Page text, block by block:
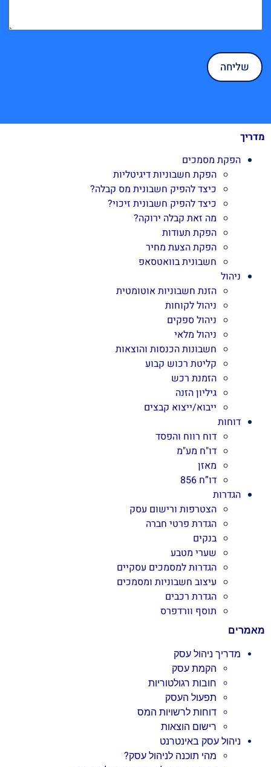
מדריך
הפקת מסמכים
הפקת חשבוניות דיגיטליות
כיצד להפיק חשבונית מס קבלה?
כיצד להפיק חשבונית זיכוי?
מה זאת קבלה ירוקה?
הפקת תעודות
הפקת הצעת מחיר
חשבונית בוואטסאפ
ניהול
הזנת חשבוניות אוטומטית
ניהול לקוחות
ניהול ספקים
ניהול מלאי
חשבונות הכנסות והוצאות
קליטת רכוש קבוע
הזמנת רכש
גיליון הזנה
ייבוא/ייצוא קבצים
דוחות
דוח רווח והפסד
דו"ח מע"מ
מאזן
דו”ח 856
הגדרות
הצטרפות ורישום עסק
הגדרת פרטי חברה
בנקים
שערי מטבע
הגדרות למסמכים עסקיים
עיצוב חשבוניות ומסמכים
הגדרת רכבים
תוסף וורדפרס
מאמרים
מדריך ניהול עסק
הקמת עסק
חובות רגולטוריות
תפעול העסק
דוחות לרשויות המס
רישום הוצאות
ניהול עסק באינטרנט
מהי תוכנה לניהול עסק?